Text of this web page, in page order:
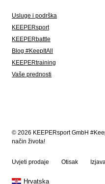
Usluge i podrška
KEEPERsport
KEEPERbattle
Blog #KeepItAll
KEEPERtraining
Vaše prednosti
© 2026 KEEPERsport GmbH
način života!
Uvjeti prodaje Otisak
Hrvatska